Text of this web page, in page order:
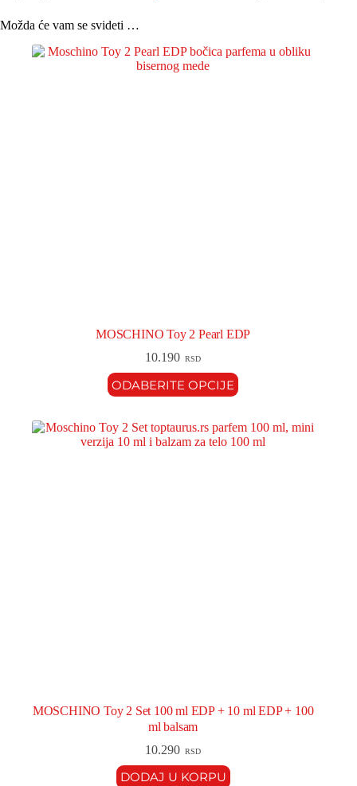
Možda će vam se svideti …
MOSCHINO Toy 2 Pearl EDP
10.190 RSD
ODABERITE OPCIJE
MOSCHINO Toy 2 Set 100 ml EDP + 10 ml EDP + 100
ml balsam
10.290 RSD
DODAJ U KORPU